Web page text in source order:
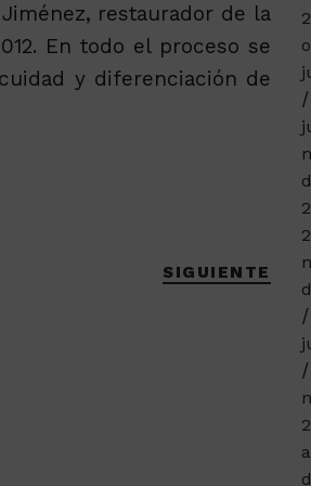
restaurador de la
En todo el proceso se
y diferenciación de
SIGUIENTE